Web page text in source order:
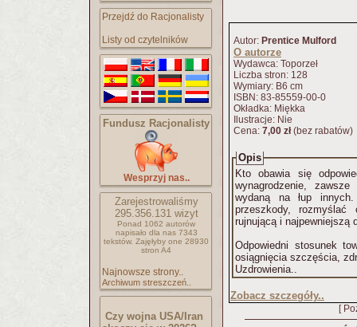
Przejdź do Racjonalisty
Listy od czytelników
Fundusz Racjonalisty
Wesprzyj nas..
Zarejestrowaliśmy
295.356.131wizyt
Ponad 1062 autorów
napisało dla nas 7343
tekstów. Zajęłyby one 28930
stron A4
Najnowsze strony..
Archiwum streszczeń..
Czy wojna USA/Iran
Autor: Prentice Mulford
O autorze
Wydawca: Toporzeł
Liczba stron: 128
Wymiary: B6 cm
ISBN: 83-85559-00-0
Okładka: Miękka
Ilustracje: Nie
Cena: 7,00 zł(bez rabatów)
Opis
Kto obawia się
wynagrodzenie,
wydaną na łup innych. Bać się nieszczęścia,
przeszkody,
rujnującą i najpewniejszą
Odpowiedni stosunek
osiągnięcia szczęścia,
Uzdrowienia..
Zobacz szczegóły..
[